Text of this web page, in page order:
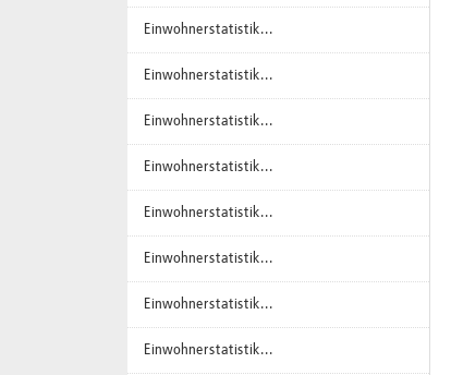
Einwohnerstatistik...
Einwohnerstatistik...
Einwohnerstatistik...
Einwohnerstatistik...
Einwohnerstatistik...
Einwohnerstatistik...
Einwohnerstatistik...
Einwohnerstatistik...